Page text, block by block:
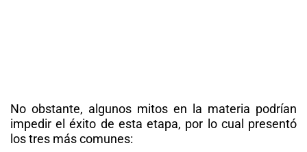
No obstante, algunos mitos en la materia podrían
impedir el éxito de esta etapa, por lo cual presentó
los tres más comunes: